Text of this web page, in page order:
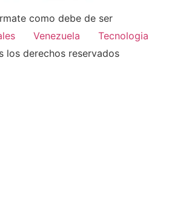
como debe de ser
Venezuela
Tecnologia
los derechos reservados